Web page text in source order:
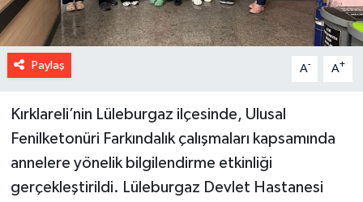
Paylaş A- A+
Kırklareli’nin Lüleburgaz ilçesinde, Ulusal
Fenilketonüri Farkındalık çalışmaları kapsamında
annelere yönelik bilgilendirme etkinliği
gerçekleştirildi. Lüleburgaz Devlet Hastanesi